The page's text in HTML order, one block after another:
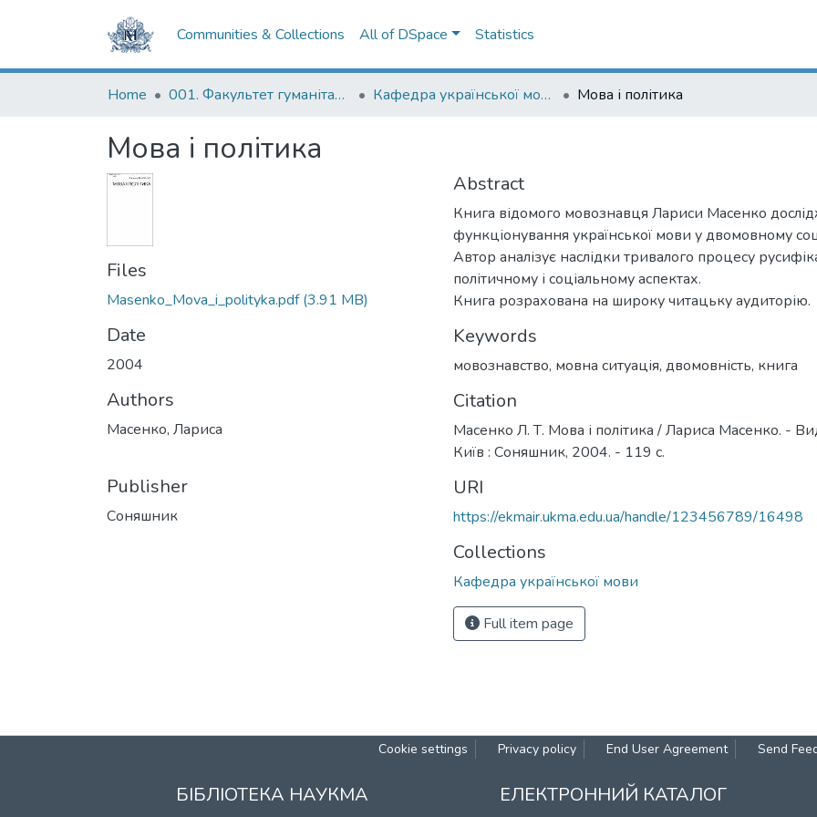
Communities & Collections All of DSpace Statistics
Home 001. Факультет гуманітарних наук Кафедра української мови Мова і політика
Мова і політика
Files
Masenko_Mova_i_polityka.pdf(3.91 MB)
Date
2004
Authors
Масенко, Лариса
Publisher
Соняшник
Abstract
Книга відомого мовознавця Лариси Масенко
функціонування української мови у двомовному
Автор аналізує наслідки тривалого процесу
політичному і соціальному аспектах.
Книга розрахована на широку читацьку аудиторію.
Keywords
мовознавство, мовна ситуація, двомовність, книга
Citation
Масенко Л. Т. Мова і політика / Лариса Масенко. -
Київ : Соняшник, 2004. - 119 с.
URI
https://ekmair.ukma.edu.ua/handle/123456789/16498
Collections
Кафедра української мови
Full item page
Cookie settings Privacy policy End User Agreement Send
БІБЛІОТЕКА НАУКМА ЕЛЕКТРОННИЙ КАТАЛОГ